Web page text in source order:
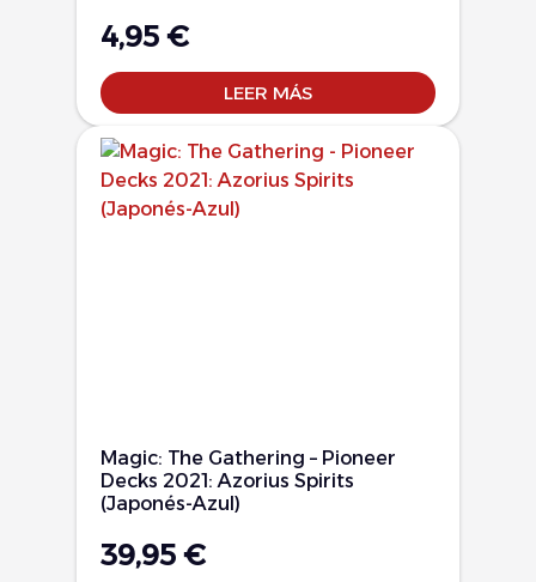
4,95 €
LEER MÁS
Magic: The Gathering – Pioneer
Decks 2021: Azorius Spirits
(Japonés-Azul)
39,95 €